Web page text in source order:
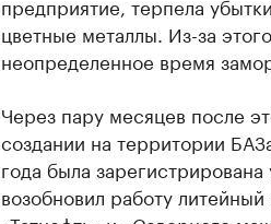
цветные металлы. Из-за
неопределенное время
Через пару месяцев после
создании на территории
года была
возобновил работу